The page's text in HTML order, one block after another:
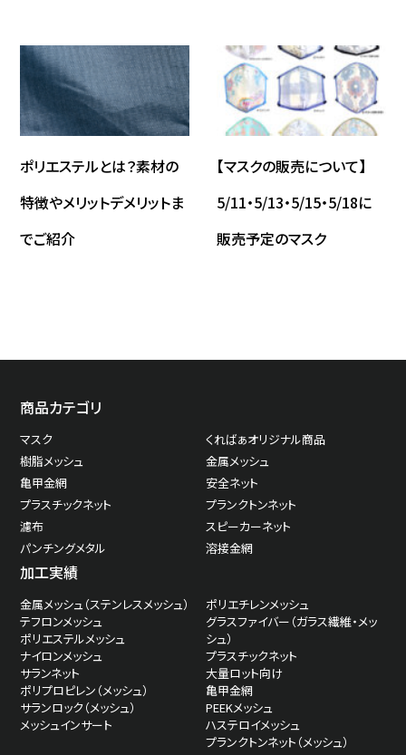
ポリエステルとは？素材の
特徴やメリットデメリットま
でご紹介
【マスクの販売について】
5/11・5/13・5/15・5/18に
販売予定のマスク
商品カテゴリ
マスク
くればぁオリジナル商品
樹脂メッシュ
金属メッシュ
亀甲金網
安全ネット
プラスチックネット
プランクトンネット
濾布
スピーカーネット
パンチングメタル
溶接金網
加工実績
金属メッシュ（ステンレスメッシュ）
テフロンメッシュ
ポリエステルメッシュ
ナイロンメッシュ
サランネット
ポリプロピレン（メッシュ）
サランロック（メッシュ）
メッシュインサート
ポリエチレンメッシュ
グラスファイバー（ガラス繊維・メッ
シュ）
プラスチックネット
大量ロット向け
亀甲金網
PEEKメッシュ
ハステロイメッシュ
プランクトンネット（メッシュ）